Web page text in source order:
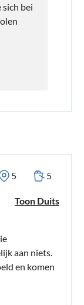
sich bei
5 5
Toon Duits
aan niets.
en komen